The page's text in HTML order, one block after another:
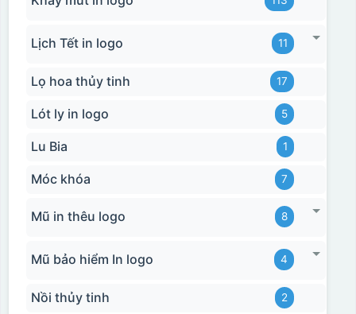
Lịch Tết in logo 11
Lọ hoa thủy tinh 17
Lót ly in logo 5
Lu Bia 1
Móc khóa 7
Mũ in thêu logo 8
Mũ bảo hiểm In logo 4
Nồi thủy tinh 2